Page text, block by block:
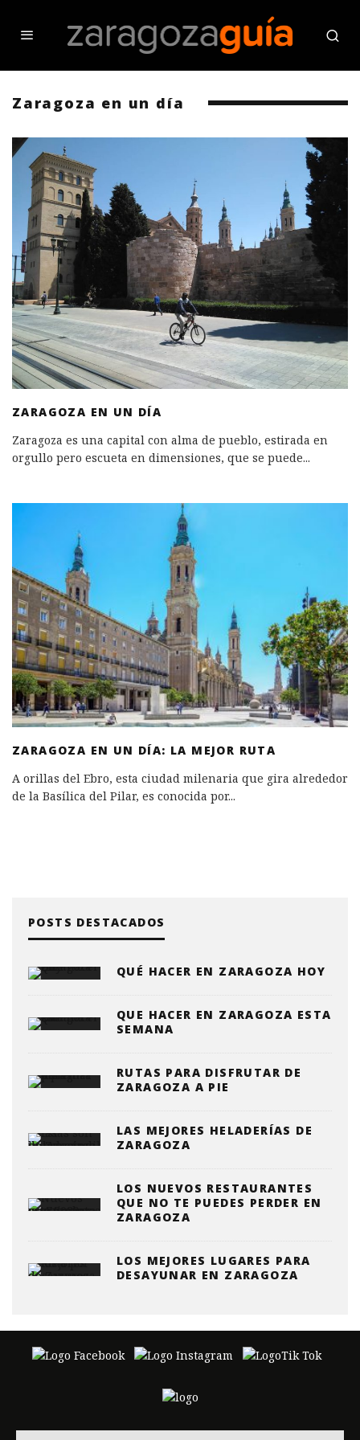
Zaragoza en un día
ZARAGOZA EN UN DÍA
Zaragoza es una capital con alma de pueblo, estirada en
orgullo pero escueta en dimensiones, que se puede...
ZARAGOZA EN UN DÍA: LA MEJOR RUTA
A orillas del Ebro, esta ciudad milenaria que gira alrededor
de la Basílica del Pilar, es conocida por...
POSTS DESTACADOS
QUÉ HACER EN ZARAGOZA HOY
QUE HACER EN ZARAGOZA ESTA
SEMANA
RUTAS PARA DISFRUTAR DE
ZARAGOZA A PIE
LAS MEJORES HELADERÍAS DE
ZARAGOZA
LOS NUEVOS RESTAURANTES
QUE NO TE PUEDES PERDER EN
ZARAGOZA
LOS MEJORES LUGARES PARA
DESAYUNAR EN ZARAGOZA